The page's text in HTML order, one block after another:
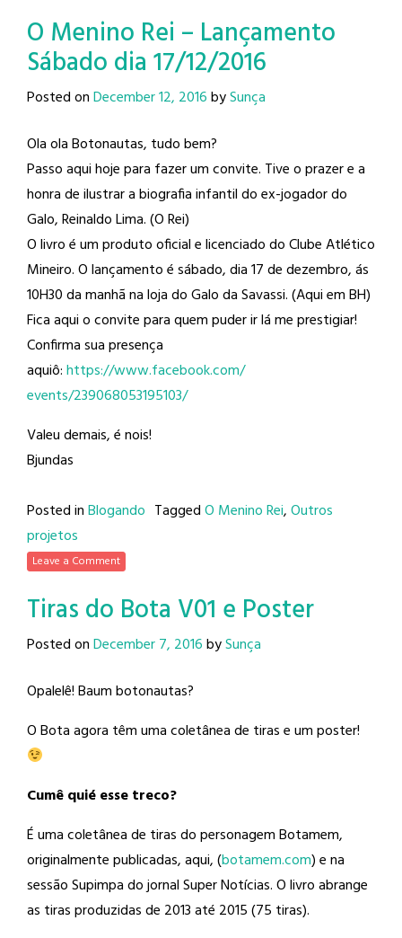
O Menino Rei – Lançamento
Sábado dia 17/12/2016
Posted onDecember 12, 2016bySunça
Ola ola Botonautas, tudo bem?
Passo aqui hoje para fazer um convite. Tive o prazer e a
honra de ilustrar a biografia infantil do ex-jogador do
Galo, Reinaldo Lima​. (O Rei)
O livro é um produto oficial e licenciado do Clube Atlético
Mineiro​. O lançamento é sábado, dia 17 de dezembro, ás
10H30 da manhã na loja do Galo da Savassi. (Aqui em BH)
Fica aqui o convite para quem puder ir lá me prestigiar!
Confirma sua presença
aquiô:https://www.facebook.com/
events/239068053195103/
Valeu demais, é nois!
Bjundas
Posted inBlogando TaggedO Menino Rei,Outros
projetos
Leave a Comment
Tiras do Bota V01 e Poster
Posted onDecember 7, 2016bySunça
Opalelê! Baum botonautas?
O Bota agora têm uma coletânea de tiras e um poster!
Cumê quié esse treco?
É uma coletânea de tiras do personagem Botamem,
originalmente publicadas, aqui, (botamem.com) e na
sessão Supimpa do jornal Super Notícias. O livro abrange
as tiras produzidas de 2013 até 2015 (75 tiras).